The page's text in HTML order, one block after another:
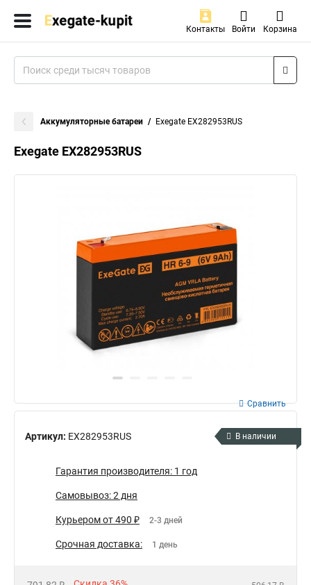
Контакты Войти Корзина
Аккумуляторные батареи Exegate EX282953RUS
Exegate EX282953RUS
Артикул: EX282953RUS
Сравнить
В наличии
Гарантия производителя: 1 год
Самовывоз: 2 дня
Курьером от 490 ₽ 2-3 дней
Срочная доставка: 1 день